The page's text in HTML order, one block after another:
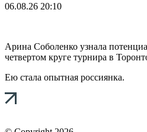
06.08.26 20:10
Арина Соболенко узнала
четвертом круге турнира в
Ею стала опытная россиянка.